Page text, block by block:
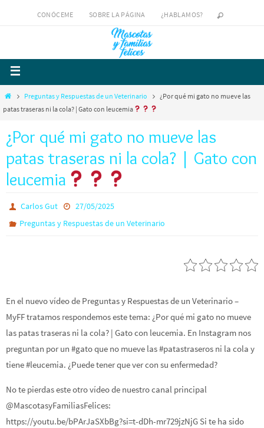
CONÓCEME SOBRE LA PÁGINA ¿HABLAMOS?
Preguntas y Respuestas de un Veterinario
¿Por qué mi gato no mueve las
patas traseras ni la cola? | Gato con leucemia
¿Por qué mi gato no mueve las
patas traseras ni la cola? | Gato con
leucemia
Carlos Gut
27/05/2025
Preguntas y Respuestas de un Veterinario
En el nuevo vídeo de Preguntas y Respuestas de un Veterinario –
MyFF tratamos respondemos este tema: ¿Por qué mi gato no mueve
las patas traseras ni la cola? | Gato con leucemia. En Instagram nos
preguntan por un #gato que no mueve las #patastraseros ni la cola y
tiene #leucemia. ¿Puede tener que ver con su enfermedad?
No te pierdas este otro vídeo de nuestro canal principal
@MascotasyFamiliasFelices:
https://youtu.be/bPArJaSXbBg?si=t-dDh-mr729jzNjG Si te ha sido